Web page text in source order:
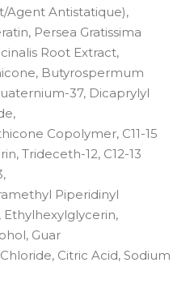
Agent Antistatique),
Persea Gratissima
Root Extract,
Butyrospermum
37, Dicaprylyl
Copolymer, C11-15
Trideceth-12, C12-13
Piperidinyl
Guar
Citric Acid, Sodium